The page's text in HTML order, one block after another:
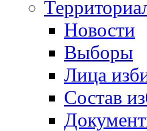
Новости
Выборы
Лица
Состав